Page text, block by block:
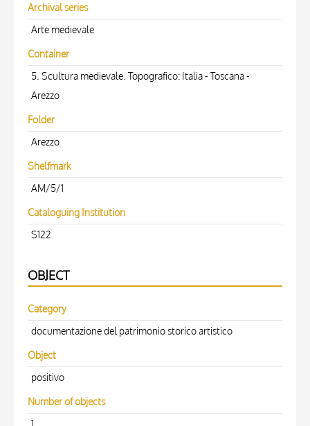
Archival series
Arte medievale
Container
5. Scultura medievale. Topografico: Italia - Toscana -
Arezzo
Folder
Arezzo
Shelfmark
AM/5/1
Cataloguing Institution
S122
OBJECT
Category
documentazione del patrimonio storico artistico
Object
positivo
Number of objects
1